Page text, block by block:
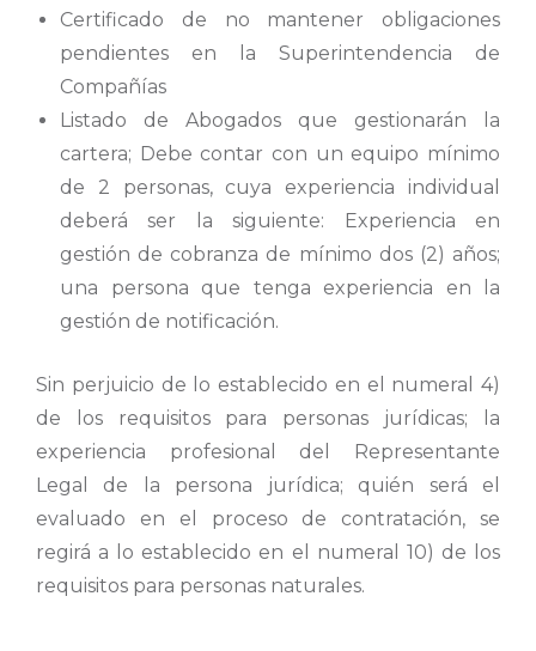
Certificado de no mantener obligaciones
pendientes en la Superintendencia de
Compañías
Listado de Abogados que gestionarán la
cartera; Debe contar con un equipo mínimo
de 2 personas, cuya experiencia individual
deberá ser la siguiente: Experiencia en
gestión de cobranza de mínimo dos (2) años;
una persona que tenga experiencia en la
gestión de notificación.
Sin perjuicio de lo establecido en el numeral 4)
de los requisitos para personas jurídicas; la
experiencia profesional del Representante
Legal de la persona jurídica; quién será el
evaluado en el proceso de contratación, se
regirá a lo establecido en el numeral 10) de los
requisitos para personas naturales.